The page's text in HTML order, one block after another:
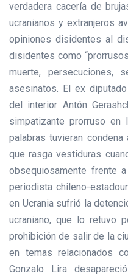
verdadera cacería de
ucranianos y extranjeros
opiniones disidentes al
disidentes como
muerte, persecuciones,
asesinatos. El ex
del interior Antón
simpatizante prorruso
palabras tuvieran
que rasga vestiduras
obsequiosamente frente
periodista chileno-
en Ucrania sufrió la
ucraniano, que lo retuvo
prohibición de salir de la
en temas relacionados
Gonzalo Lira